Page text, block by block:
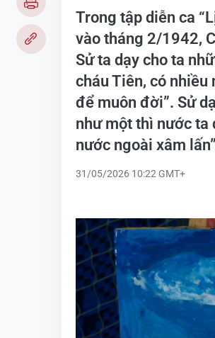
Trong tập diễn ca
vào tháng 2/1942,
Sử ta dạy cho ta
cháu Tiên, có
để muôn đời”. Sử
như một thì nước ta
nước ngoài xâm
31/05/2026 10:22 GMT+